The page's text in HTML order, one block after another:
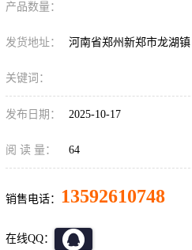
产品数量：
发货地址： 河南省郑州新郑市龙湖镇
关键词：
发布日期： 2025-10-17
阅 读 量： 64
销售电话： 13592610748
在线QQ：